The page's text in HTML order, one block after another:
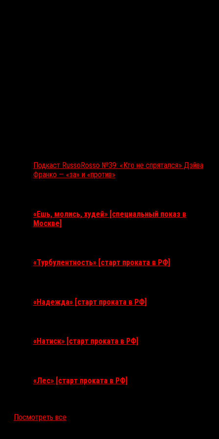
Подкаст RussoRosso №39: «Кто не спрятался» Дэйва
Франко — «за» и «против»
«Ешь, молись, худей» [специальный показ в
Москве]
«Турбулентность» [старт проката в РФ]
«Надежда» [старт проката в РФ]
«Натиск» [старт проката в РФ]
«Лес» [старт проката в РФ]
Посмотреть все